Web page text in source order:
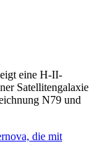
eine H-II-
Satellitengalaxie
N79 und